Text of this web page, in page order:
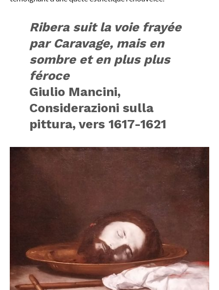
Ribera suit la voie frayée
par Caravage, mais en
sombre et en plus plus
féroce
Giulio Mancini,
Considerazioni sulla
pittura, vers 1617-1621